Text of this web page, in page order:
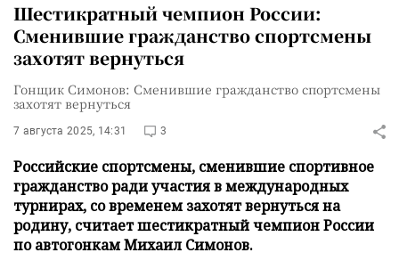
Шестикратный чемпион России:
Сменившие гражданство спортсмены
захотят вернуться
Гонщик Симонов: Сменившие гражданство спортсмены
захотят вернуться
7 августа 2025, 14:31 3
Российские спортсмены, сменившие спортивное
гражданство ради участия в международных
турнирах, со временем захотят вернуться на
родину, считает шестикратный чемпион России
по автогонкам Михаил Симонов.